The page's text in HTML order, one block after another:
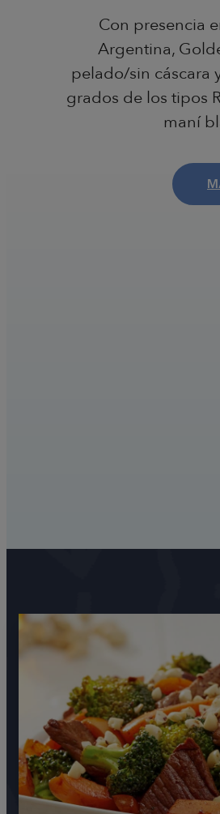
Con presencia
Argentina,
pelado/sin cáscara
grados de los tipos
maní